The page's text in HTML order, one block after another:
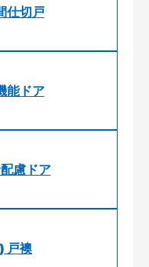
仕切戸
能ドア
慮ドア
戸襖